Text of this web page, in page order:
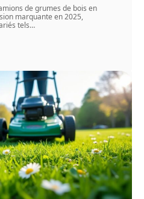
de grumes de bois en
marquante en 2025,
tels…